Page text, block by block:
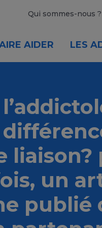
Qui sommes-nous ?
AIDER LES
liaison?
un
publié